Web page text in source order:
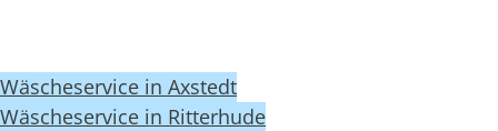
Wäscheservice in Axstedt
Wäscheservice in Ritterhude